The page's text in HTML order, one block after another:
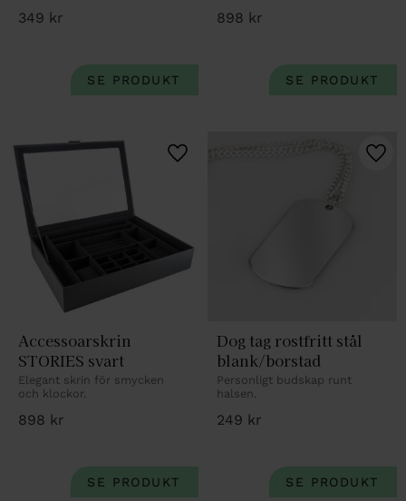
349 kr 898 kr
Accessoarskrin
STORIES svart
Elegant skrin för smycken
och klockor.
898 kr
Lägg till i favoriter
Dog tag rostfritt stål
blank/borstad
Personligt budskap runt
halsen.
249 kr